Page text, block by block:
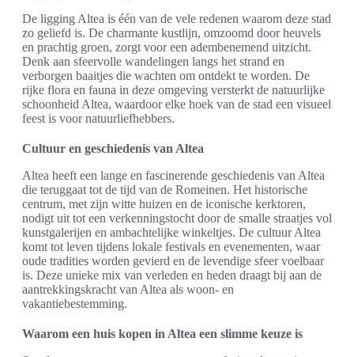
De ligging Altea is één van de vele redenen waarom deze stad
zo geliefd is. De charmante kustlijn, omzoomd door heuvels
en prachtig groen, zorgt voor een adembenemend uitzicht.
Denk aan sfeervolle wandelingen langs het strand en
verborgen baaitjes die wachten om ontdekt te worden. De
rijke flora en fauna in deze omgeving versterkt de natuurlijke
schoonheid Altea, waardoor elke hoek van de stad een visueel
feest is voor natuurliefhebbers.
Cultuur en geschiedenis van Altea
Altea heeft een lange en fascinerende geschiedenis van Altea
die teruggaat tot de tijd van de Romeinen. Het historische
centrum, met zijn witte huizen en de iconische kerktoren,
nodigt uit tot een verkenningstocht door de smalle straatjes vol
kunstgalerijen en ambachtelijke winkeltjes. De cultuur Altea
komt tot leven tijdens lokale festivals en evenementen, waar
oude tradities worden gevierd en de levendige sfeer voelbaar
is. Deze unieke mix van verleden en heden draagt bij aan de
aantrekkingskracht van Altea als woon- en
vakantiebestemming.
Waarom een huis kopen in Altea een slimme keuze is